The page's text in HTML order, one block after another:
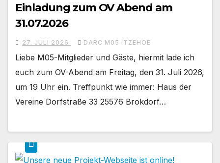
Einladung zum OV Abend am
31.07.2026
27. JULI 2026 DARC M05 ITZEHOE
Liebe M05-Mitglieder und Gäste, hiermit lade ich
euch zum OV-Abend am Freitag, den 31. Juli 2026,
um 19 Uhr ein. Treffpunkt wie immer: Haus der
Vereine Dorfstraße 33 25576 Brokdorf…